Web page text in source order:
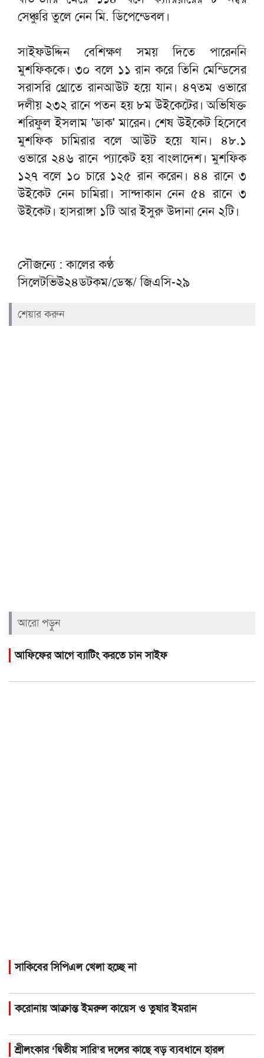
সেঞ্চুরি তুলে নেন মি. ডিপেন্ডেবল।
সাইফউদ্দিন বেশিক্ষণ সময় দিতে পারেননি
মুশফিককে। ৩০ বলে ১১ রান করে তিনি মেন্ডিসের
সরাসরি থ্রোতে রানআউট হয়ে যান। ৪৭তম ওভারে
দলীয় ২৩২ রানে পতন হয় ৮ম উইকেটের। অভিষিক্ত
শরিফুল ইসলাম 'ডাক' মারেন। শেষ উইকেট হিসেবে
মুশফিক চামিরার বলে আউট হয়ে যান। ৪৮.১
ওভারে ২৪৬ রানে প্যাকেট হয় বাংলাদেশ। মুশফিক
১২৭ বলে ১০ চারে ১২৫ রান করেন। ৪৪ রানে ৩
উইকেট নেন চামিরা। সান্দাকান নেন ৫৪ রানে ৩
উইকেট। হাসরাঙ্গা ১টি আর ইসুরু উদানা নেন ২টি।
সৌজন্যে : কালের কণ্ঠ
সিলেটভিউ২৪ডটকম/ডেস্ক/ জিএসি-২৯
শেয়ার করুন
আরো পড়ুন
আফিফের আগে ব্যাটিং করতে চান সাইফ
সাকিবের সিপিএল খেলা হচ্ছে না
করোনায় আক্রান্ত ইমরুল কায়েস ও তুষার ইমরান
শ্রীলংকার ‘দ্বিতীয় সারি’র দলের কাছে বড় ব্যবধানে হারল